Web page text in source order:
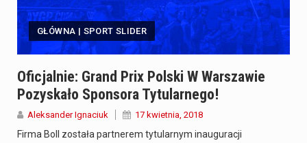
GŁÓWNA | SPORT SLIDER
Oficjalnie: Grand Prix Polski W Warszawie
Pozyskało Sponsora Tytularnego!
Aleksander Ignaciuk 17 kwietnia, 2018
Firma Boll została partnerem tytularnym inauguracji